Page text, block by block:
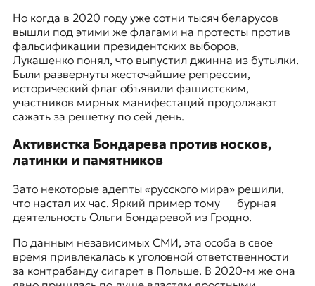
Но когда в 2020 году уже сотни тысяч беларусов
вышли под этими же флагами на протесты против
фальсификации президентских выборов,
Лукашенко понял, что выпустил джинна из бутылки.
Были развернуты жесточайшие репрессии,
исторический флаг объявили фашистским,
участников мирных манифестаций продолжают
сажать за решетку по сей день.
Активистка Бондарева против носков,
латинки и памятников
Зато некоторые адепты «русского мира» решили,
что настал их час. Яркий пример тому — бурная
деятельность Ольги Бондаревой из Гродно.
По данным независимых СМИ, эта особа в свое
время привлекалась к уголовной ответственности
за контрабанду сигарет в Польше. В 2020-м же она